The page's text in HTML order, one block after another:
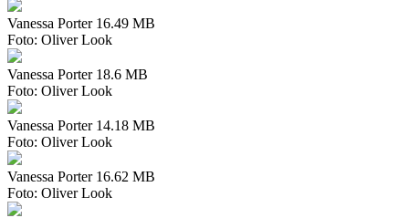
Vanessa Porter 16.49 MB
Foto: Oliver Look
Vanessa Porter 18.6 MB
Foto: Oliver Look
Vanessa Porter 14.18 MB
Foto: Oliver Look
Vanessa Porter 16.62 MB
Foto: Oliver Look